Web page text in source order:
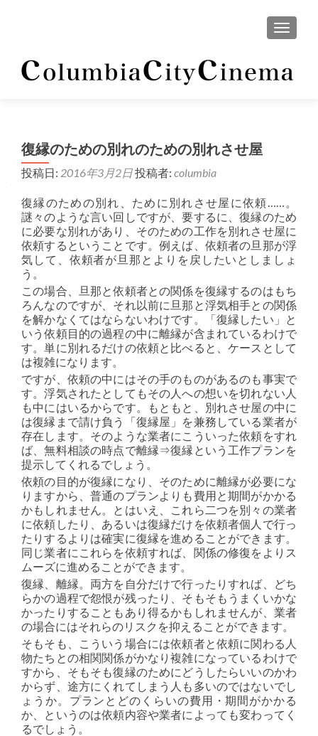
ナビゲ
復縁のための別れのための別れさせ屋
投稿日: 2016年3月2日投稿者: columbia
復縁のための別れ、ために別れさせ屋に依頼……。
謎々のような言い回しですが、要するに、復縁のため
に必要な別れがあり、そのための工作を別れさせ屋に
依頼するということです。例えば、依頼者の旦那が浮
気して、依頼者が旦那とよりを戻したいとしましょ
う。
この場合、旦那と依頼者との関係を復縁するのはもち
ろんなのですが、それ以前に旦那と浮気相手との関係
を解かなくてはならないわけです。「復縁したい」と
いう依頼目的の過程の中に離縁が含まれているわけで
す。単に別れるだけの依頼と比べると、ケースとして
は複雑になります。
ですが、依頼の中にはその手のものがあるのも事実で
す。浮気されたとしてもその人への想いを切れない人
も中にはいるからです。もともと、別れさせ屋の中に
は復縁まで請け負う「復縁屋」を兼務している業者が
存在します。そのような業者にこういった依頼をすれ
ば、無料相談の時点で離縁⇒復縁という工作プランを
提示してくれるでしょう。
依頼の目的が復縁になり、そのために離縁が必要にな
りますから、普通のプランよりも費用と期間がかかる
かもしれません。とはいえ、これら二つを別々の業者
に依頼したり、あるいは復縁だけを依頼者個人で行っ
たりするよりは確実に復縁を進めることができます。
同じ業者にこれらを依頼すれば、関係の修復をよりス
ムーズに進めることができます。
復縁、離縁。両方を自分だけで行ったりすれば、どち
らかの過程で怨恨が残ったり、そもそもうまくいかな
かったりすることもあり得るかもしれませんが、業者
の場合にはそれらのリスクを抑えることができます。
そもそも、こういう場合には依頼者と依頼に関わる人
物たちとの相関関係がかなり複雑になっているわけで
すから、そもそも復縁のためにどうしたらいいのかわ
からず、途方にくれてしまう人も多いのではないでし
ょうか。プランとどのくらいの費用・期間がかかる
か、というのは依頼内容や業者によっても変わってく
るでしょう。